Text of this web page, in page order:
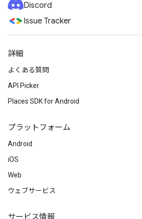
Discord
Issue Tracker
詳細
よくある質問
API Picker
Places SDK for Android
プラットフォーム
Android
iOS
Web
ウェブサービス